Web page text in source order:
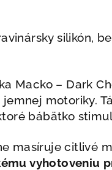
silikón,
Macko – Dark
motoriky.
bábätko
masíruje citlivé
vyhotoveniu